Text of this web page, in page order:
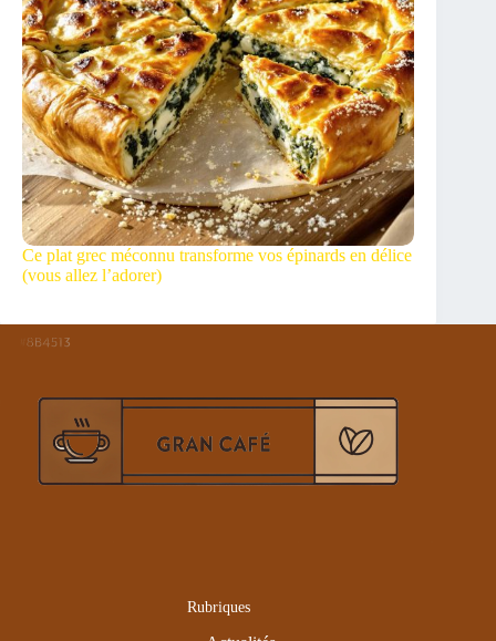
Ce plat grec méconnu transforme vos épinards en délice
(vous allez l’adorer)
Rubriques